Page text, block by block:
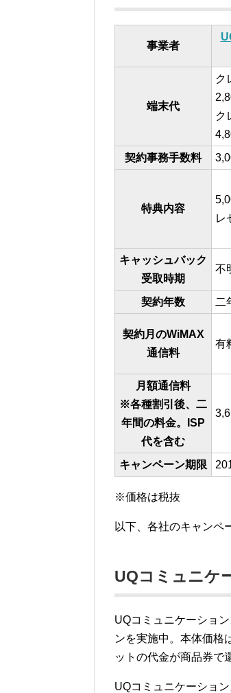
事業者
端末代
ク
ク
契約事務手数料
特典内容
レ
キャッシュバック
受取時期
不
契約年数 二
契約月のWiMAX
通信料
有
月額通信料
※各種割引後、二
年間の料金。ISP
代を含む
キャンペーン期限
※価格は税抜
以下、各社のキャンペ
UQコミュニケ
UQコミュニケーショ
ンを実施中。本体価格
ットの代金が商品券で
UQコミュニケーショ